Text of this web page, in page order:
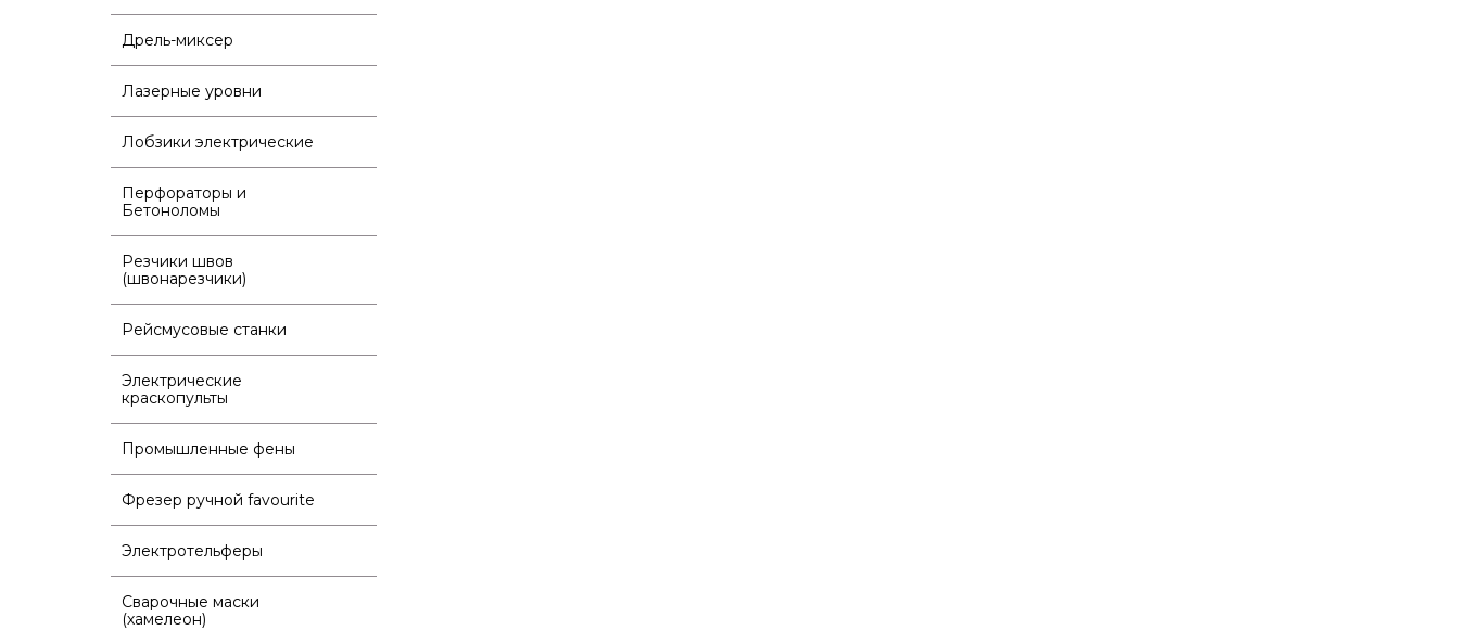
Дрель-миксер
Лазерные уровни
Лобзики электрические
Перфораторы и
Бетоноломы
Резчики швов
(швонарезчики)
Рейсмусовые станки
Электрические
краскопульты
Промышленные фены
Фрезер ручной favourite
Электротельферы
Сварочные маски
(хамелеон)